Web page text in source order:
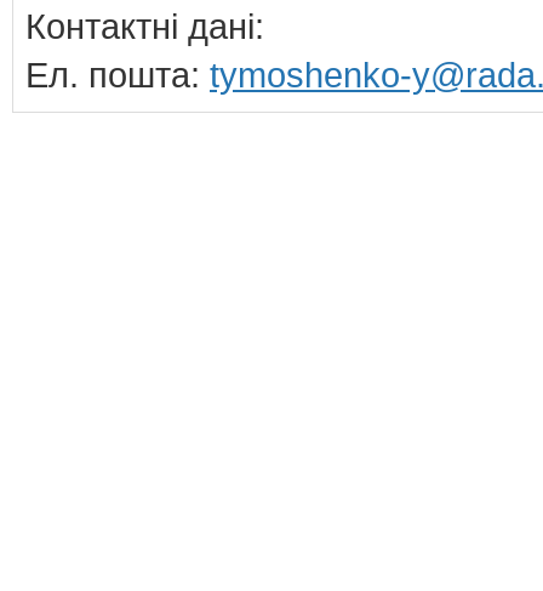
Контактні дані:
Ел. пошта: tymoshenko-